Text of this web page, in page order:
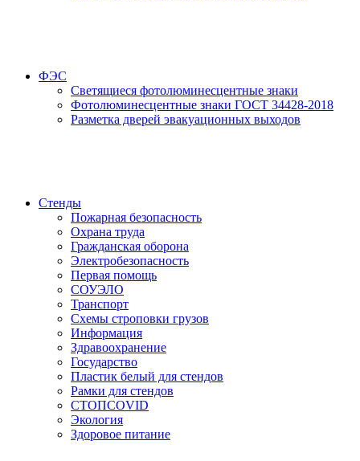
ФЭС
Светящиеся фотолюминесцентные знаки
Фотолюминесцентные знаки ГОСТ 34428-2018
Разметка дверей эвакуационных выходов
Стенды
Пожарная безопасность
Охрана труда
Гражданская оборона
Электробезопасность
Первая помощь
СОУЭЛО
Транспорт
Схемы строповки грузов
Информация
Здравоохранение
Государство
Пластик белый для стендов
Рамки для стендов
СТОПCOVID
Экология
Здоровое питание